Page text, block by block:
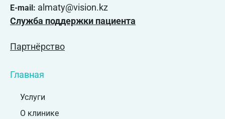
E-mail: almaty@vision.kz
Служба поддержки пациента
Партнёрство
Главная
Услуги
О клинике